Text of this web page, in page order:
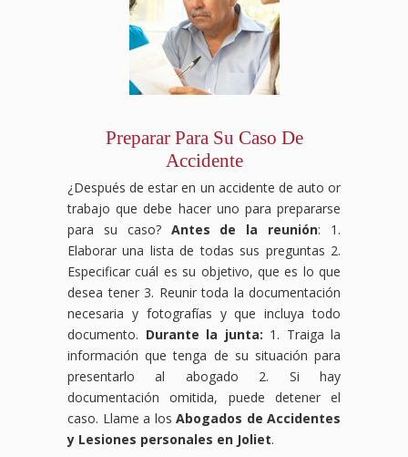
Preparar Para Su Caso De
Accidente
¿Después de estar en un accidente de auto or
trabajo que debe hacer uno para prepararse
para su caso? Antes de la reunión: 1.
Elaborar una lista de todas sus preguntas 2.
Especificar cuál es su objetivo, que es lo que
desea tener 3. Reunir toda la documentación
necesaria y fotografías y que incluya todo
documento. Durante la junta: 1. Traiga la
información que tenga de su situación para
presentarlo al abogado 2. Si hay
documentación omitida, puede detener el
caso. Llame a los Abogados de Accidentes
y Lesiones personales en Joliet.